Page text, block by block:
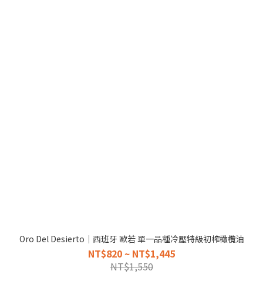
Oro Del Desierto｜西班牙 歐若 單一品種冷壓特級初榨橄欖油
NT$820 ~ NT$1,445
NT$1,550